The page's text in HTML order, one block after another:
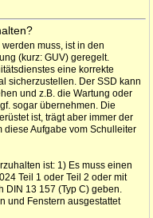
muss, ist in den
(kurz: GUV) geregelt.
eine korrekte
sicherzustellen. Der SSD kann
und z.B. die Wartung oder
sogar übernehmen. Die
ist, trägt aber immer der
Aufgabe vom Schulleiter
ist: 1) Es muss einen
Teil 1 oder Teil 2 oder mit
DIN 13 157 (Typ C) geben.
und Fenstern ausgestattet